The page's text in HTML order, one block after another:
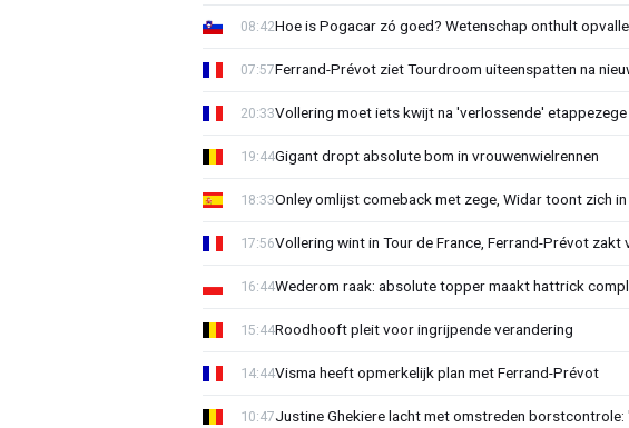
Hoe is Pogacar zó goed? Wetenschap onthult
08:42
Ferrand-Prévot ziet Tourdroom uiteenspatten na
07:57
Vollering moet iets kwijt na 'verlossende' etappezege
20:33
Gigant dropt absolute bom in vrouwenwielrennen
19:44
Onley omlijst comeback met zege, Widar toont zich
18:33
Vollering wint in Tour de France, Ferrand-Prévot
17:56
Wederom raak: absolute topper maakt hattrick
16:44
Roodhooft pleit voor ingrijpende verandering
15:44
Visma heeft opmerkelijk plan met Ferrand-Prévot
14:44
Justine Ghekiere lacht met omstreden borstcontrole:
10:47